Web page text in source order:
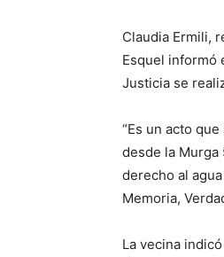
Claudia Ermili,
Esquel informó
Justicia se
“Es un acto
desde la Murga
derecho al
Memoria,
La vecina